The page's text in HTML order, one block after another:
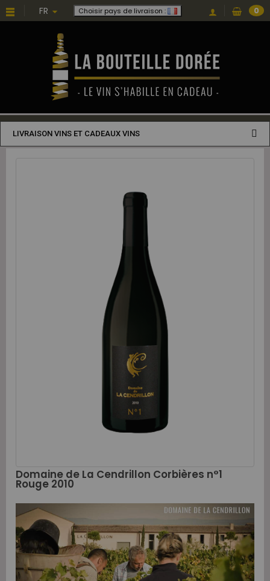
FR Choisir pays de livraison : 0
LIVRAISON VINS ET CADEAUX VINS
Domaine de La Cendrillon Corbières n°1
Rouge 2010